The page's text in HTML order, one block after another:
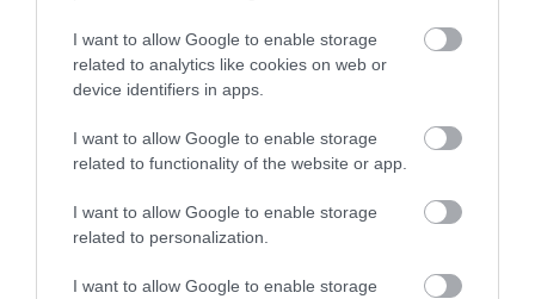
I want to allow Google to enable storage
related to analytics like cookies on web or
device identifiers in apps.
I want to allow Google to enable storage
related to functionality of the website or app.
I want to allow Google to enable storage
related to personalization.
I want to allow Google to enable storage
Zseni, szexszimbólum, bálvány. George
hasonló jelzővel illették, a 20. század egyik
legsikeresebb énekesének élete azonban
amilyennek a rajongók elképzelték.
egykori énekese már öt éve…
2024. JANUÁR 15. ● HAMU ÉS GYÉMÁNT
Az ikon, aki nem sztár, hanem
művész akart lenni – 5 éve…
HAMU ÉS GYÉMÁNT